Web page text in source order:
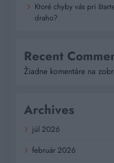
Ktoré chyby vás pri
draho?
Recent
Žiadne komentáre na
Archives
júl 2026
február 2026